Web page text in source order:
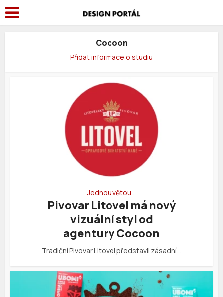
Cocoon
Přidat informace o studiu
Jednou větou…
Pivovar Litovel má nový
vizuální styl od
agentury Cocoon
Tradiční Pivovar Litovel představil zásadní…